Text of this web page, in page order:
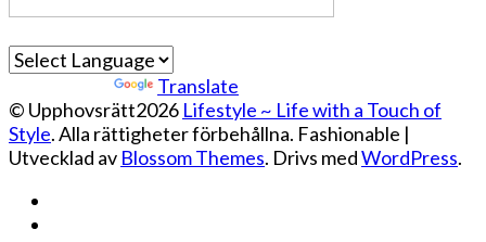
Translate
© Upphovsrätt2026 Lifestyle ~ Life with a Touch of
Style. Alla rättigheter förbehållna. Fashionable |
Utvecklad av Blossom Themes. Drivs medWordPress.